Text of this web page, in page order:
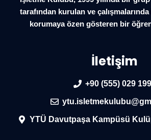
tarafından kurulan ve
korumaya özen gösteren bir
İletişim
+90 (555) 029
YTÜ Davutpaşa Kampüsü